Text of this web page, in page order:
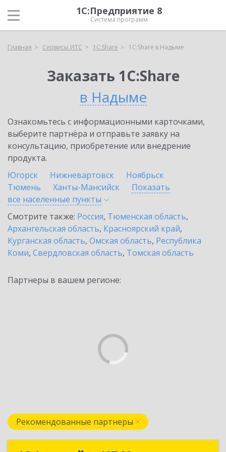
1С:Предприятие 8
Система программ
Главная Сервисы ИТС 1С:Share 1С:Share в Надыме
Заказать 1С:Share
в Надыме
Ознакомьтесь с информационными карточками,
выберите партнёра и отправьте заявку на
консультацию, приобретение или внедрение
продукта.
Югорск
Нижневартовск
Ноябрьск
Тюмень
Ханты-Мансийск
Показать
все населенные пункты
Смотрите также: Россия, Тюменская область,
Архангельская область, Красноярский край,
Курганская область, Омская область, Республика
Коми, Свердловская область, Томская область
Партнеры в вашем регионе:
Рекомендованные партнеры